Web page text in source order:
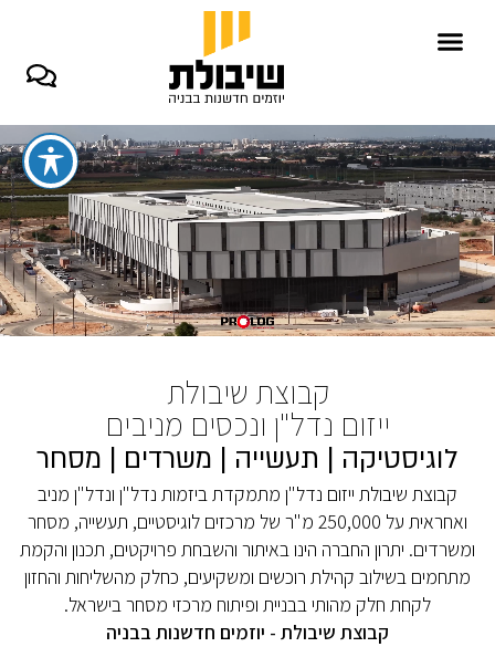
קבוצת שיבולת
ייזום נדל"ן ונכסים מניבים
לוגיסטיקה | תעשייה | משרדים | מסחר
קבוצת שיבולת ייזום נדל"ן מתמקדת ביזמות נדל"ן ונדל"ן מניב
ואחראית על 250,000 מ"ר של מרכזים לוגיסטיים, תעשייה, מסחר
ומשרדים. יתרון החברה הינו באיתור והשבחת פרויקטים, תכנון והקמת
מתחמים בשילוב קהילת רוכשים ומשקיעים, כחלק מהשליחות והחזון
לקחת חלק מהותי בבניית ופיתוח מרכזי מסחר בישראל.
קבוצת שיבולת - יוזמים חדשנות בבניה